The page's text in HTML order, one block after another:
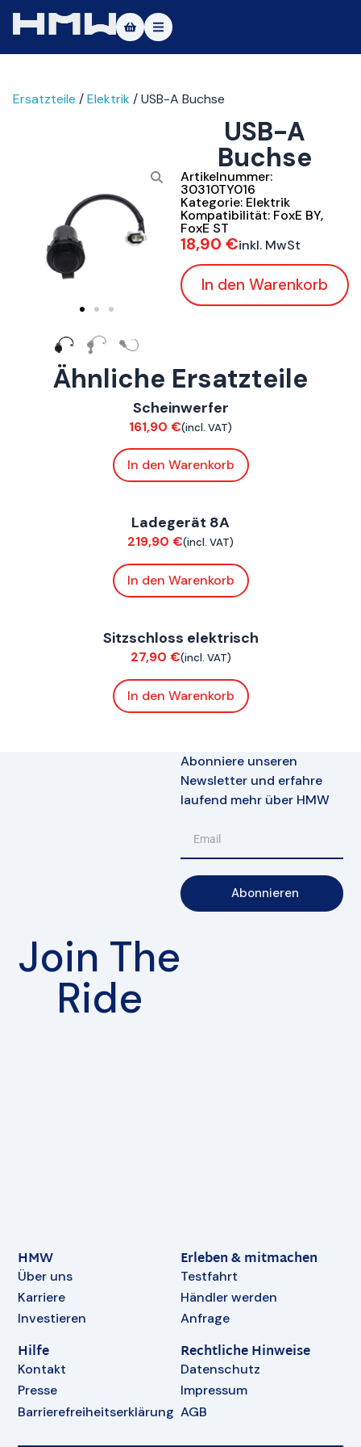
Über uns
Testfahrt
Service
Kontakt
|EN
Ersatzteile /Elektrik / USB-A Buchse
USB-A
Buchse
Artikelnummer:
30310TY016
Kategorie: Elektrik
Kompatibilität: FoxE BY,
FoxE ST
18,90 €inkl. MwSt
In den Warenkorb
Ähnliche Ersatzteile
ConnE
Scheinwerfer
161,90 €(incl. VAT)
In den Warenkorb
Ladegerät 8A
219,90 €(incl. VAT)
In den Warenkorb
Sitzschloss elektrisch
27,90 €(incl. VAT)
In den Warenkorb
Join The
Ride
Abonniere unseren
Newsletter und erfahre
laufend mehr über HMW
Abonnieren
HMW
Über uns
Karriere
Investieren
Erleben & mitmachen
Testfahrt
Händler werden
Anfrage
Hilfe
Kontakt
Presse
Barrierefreiheitserklärung
Rechtliche Hinweise
Datenschutz
Impressum
AGB